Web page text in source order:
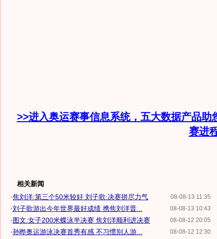
>>进入奥运赛事信息系统，五大数据产品助
赛进
相关新闻
08-08-13 11:35
·焦刘洋:第三个50米较好 刘子歌:决赛拼尽力气
08-08-13 10:43
·刘子歌游出今年世界最好成绩 携焦刘洋晋...
08-08-12 20:05
·图文:女子200米蝶泳半决赛 焦刘洋顺利进决赛
08-08-12 12:30
·孙晔奥运游泳决赛首秀有感 不习惯别人游...